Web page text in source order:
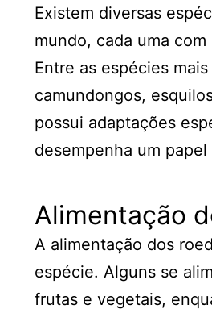
Existem diversas
mundo, cada uma
Entre as espécies
camundongos,
possui adaptações
desempenha um
Alimentação
A alimentação dos
espécie. Alguns se
frutas e vegetais,